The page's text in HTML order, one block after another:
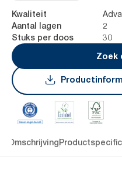
Kwaliteit
Aantal lagen 2
Stuks per doos
30
Zoek
Omschrijving